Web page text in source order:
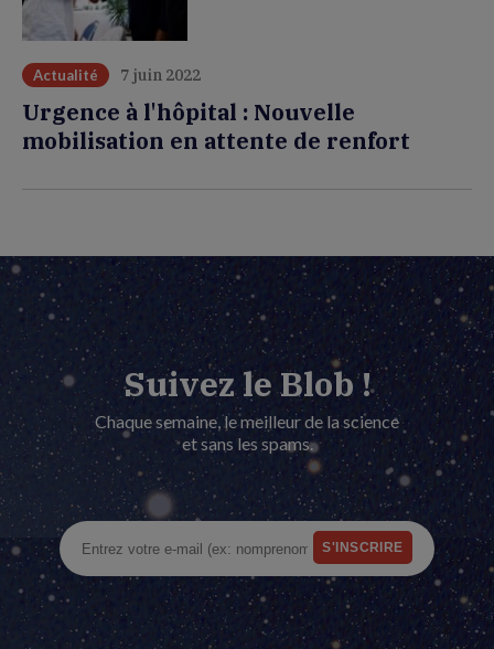
Actualité 7 juin 2022
Urgence à l'hôpital : Nouvelle
mobilisation en attente de renfort
Suivez le Blob !
Chaque semaine, le meilleur de la science
et sans les spams.